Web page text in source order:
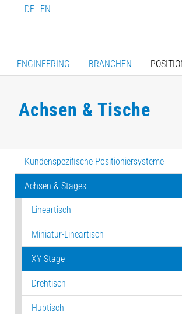
DE EN
ENGINEERING BRANCHEN
Achsen & Tische
Kundenspezifische Positioniersysteme
Achsen & Stages
Lineartisch
Miniatur-Lineartisch
XY Stage
Drehtisch
Hubtisch